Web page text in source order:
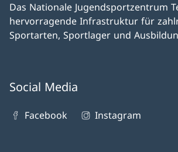
Das Nationale Jugendsportzentrum
hervorragende Infrastruktur für
Sportarten, Sportlager und
Social Media
Facebook Instagram